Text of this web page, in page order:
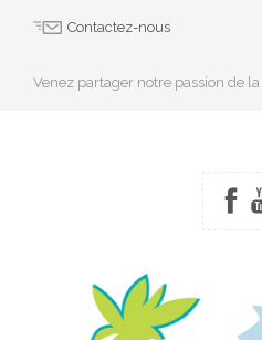
Contactez-nous
Venez partager notre passion de